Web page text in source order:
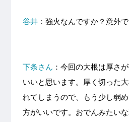
谷井：強火なんですか？意外で
下条さん ：今回の大根は厚さ
いいと思います。厚く切った
れてしまうので、もう少し弱
方がいいです。おでんみたい